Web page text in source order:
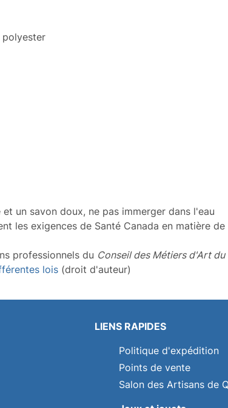
polyester
un savon doux, ne pas immerger dans l'eau
les exigences de Santé Canada en matière
professionnels du Conseil des Métiers d'Art du
lois (droit d'auteur)
LIENS RAPIDES
Politique d'expédition
Points de vente
Salon des Artisans de